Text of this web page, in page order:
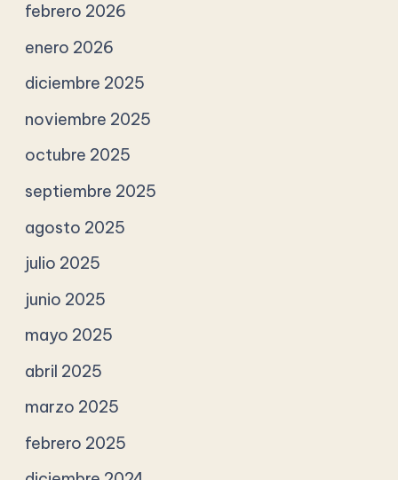
febrero 2026
enero 2026
diciembre 2025
noviembre 2025
octubre 2025
septiembre 2025
agosto 2025
julio 2025
junio 2025
mayo 2025
abril 2025
marzo 2025
febrero 2025